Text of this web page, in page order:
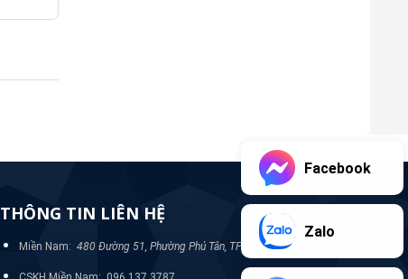
THÔNG TIN LIÊN HỆ
Miền Nam: 480 Đường 51, Phường Phú Tân, TP Bình Dương
Facebook
Zalo